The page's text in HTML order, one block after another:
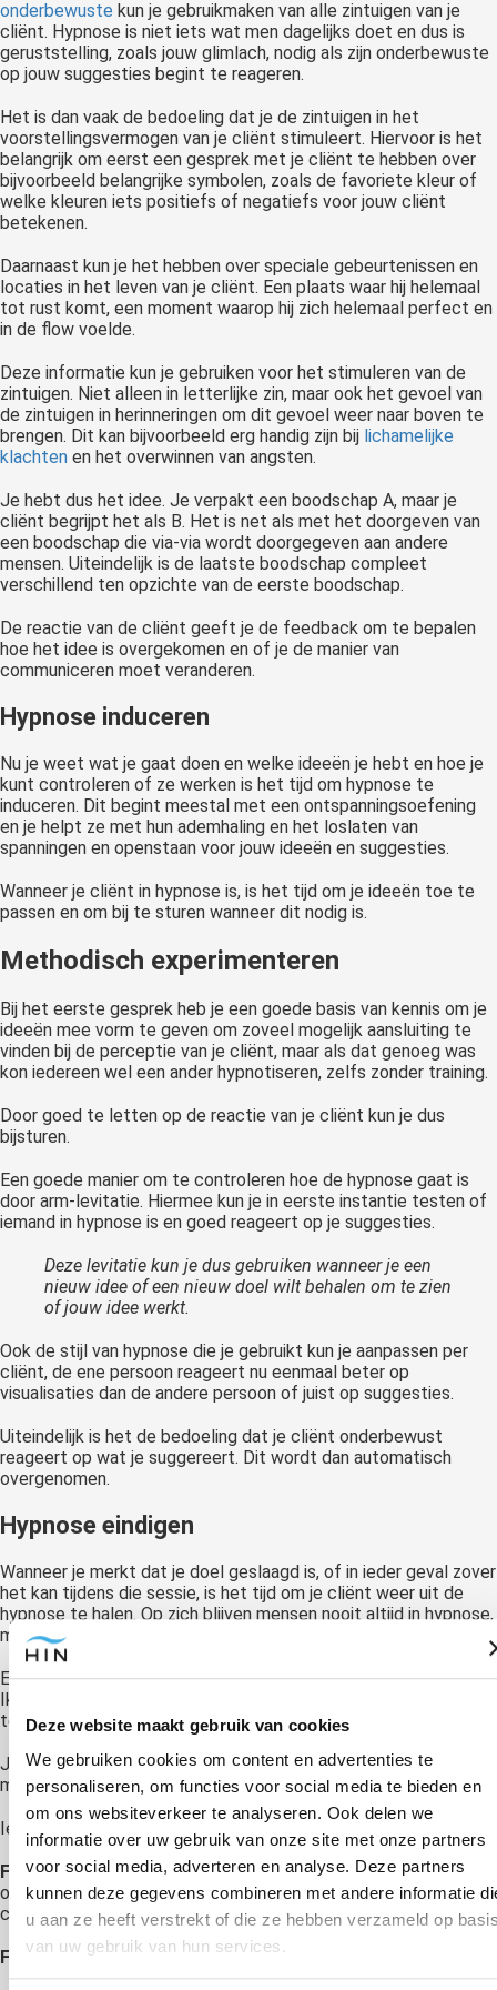
Deze website maakt gebruik van cookies
We gebruiken cookies om content en advertenties te
personaliseren, om functies voor social media te bieden en
om ons websiteverkeer te analyseren. Ook delen we
informatie over uw gebruik van onze site met onze partners
voor social media, adverteren en analyse. Deze partners
kunnen deze gegevens combineren met andere informatie
u aan ze heeft verstrekt of die ze hebben verzameld op
van uw gebruik van hun services.
onderbewuste kun je gebruikmaken van alle zintuigen van je
cliënt. Hypnose is niet iets wat men dagelijks doet en dus is
geruststelling, zoals jouw glimlach, nodig als zijn onderbewuste
op jouw suggesties begint te reageren.
Het is dan vaak de bedoeling dat je de zintuigen in het
voorstellingsvermogen van je cliënt stimuleert. Hiervoor is het
belangrijk om eerst een gesprek met je cliënt te hebben over
bijvoorbeeld belangrijke symbolen, zoals de favoriete kleur of
welke kleuren iets positiefs of negatiefs voor jouw cliënt
betekenen.
Daarnaast kun je het hebben over speciale gebeurtenissen en
locaties in het leven van je cliënt. Een plaats waar hij helemaal
tot rust komt, een moment waarop hij zich helemaal perfect en
in de flow voelde.
Deze informatie kun je gebruiken voor het stimuleren van de
zintuigen. Niet alleen in letterlijke zin, maar ook het gevoel van
de zintuigen in herinneringen om dit gevoel weer naar boven te
brengen. Dit kan bijvoorbeeld erg handig zijn bij lichamelijke
klachten en het overwinnen van angsten.
Je hebt dus het idee. Je verpakt een boodschap A, maar je
cliënt begrijpt het als B. Het is net als met het doorgeven van
een boodschap die via-via wordt doorgegeven aan andere
mensen. Uiteindelijk is de laatste boodschap compleet
verschillend ten opzichte van de eerste boodschap.
De reactie van de cliënt geeft je de feedback om te bepalen
hoe het idee is overgekomen en of je de manier van
communiceren moet veranderen.
Hypnose induceren
Nu je weet wat je gaat doen en welke ideeën je hebt en hoe je
kunt controleren of ze werken is het tijd om hypnose te
induceren. Dit begint meestal met een ontspanningsoefening
en je helpt ze met hun ademhaling en het loslaten van
spanningen en openstaan voor jouw ideeën en suggesties.
Wanneer je cliënt in hypnose is, is het tijd om je ideeën toe te
passen en om bij te sturen wanneer dit nodig is.
Methodisch experimenteren
Bij het eerste gesprek heb je een goede basis van kennis om je
ideeën mee vorm te geven om zoveel mogelijk aansluiting te
vinden bij de perceptie van je cliënt, maar als dat genoeg was
kon iedereen wel een ander hypnotiseren, zelfs zonder training.
Door goed te letten op de reactie van je cliënt kun je dus
bijsturen.
Een goede manier om te controleren hoe de hypnose gaat is
door arm-levitatie. Hiermee kun je in eerste instantie testen of
iemand in hypnose is en goed reageert op je suggesties.
Deze levitatie kun je dus gebruiken wanneer je een
nieuw idee of een nieuw doel wilt behalen om te zien
of jouw idee werkt.
Ook de stijl van hypnose die je gebruikt kun je aanpassen per
cliënt, de ene persoon reageert nu eenmaal beter op
visualisaties dan de andere persoon of juist op suggesties.
Uiteindelijk is het de bedoeling dat je cliënt onderbewust
reageert op wat je suggereert. Dit wordt dan automatisch
overgenomen.
Hypnose eindigen
Wanneer je merkt dat je doel geslaagd is, of in ieder geval zover
het kan tijdens die sessie, is het tijd om je cliënt weer uit de
hypnose te halen. Op zich blijven mensen nooit altijd in hypnose,
maar een goede afsluiting is prettiger voor je cliënt.
Er zijn allerlei technieken om mensen uit hypnose te halen.
Ikzelf vind het prettig om in mijn handen te klappen als duidelijk
teken dat de hypnose voorbij is.
Je kunt dit ook met een geleide visualisatie doen of op andere
manieren.
Iemand hypnotiseren heeft dus eigenlijk 4 fases, namelijk:
Fase 1:Het gesprek waarin je achterhaalt welk probleem
opgelost moet worden en welke symbolen en informatie van de
cliënt je hiervoor kunt gebruiken.
Fase 2: Het induceren van hypnose